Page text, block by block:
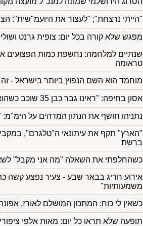
"הייתי נרצחת"; "לעצור את היועמ"שית":
מפגש שלא קורה בכל יום: צופית גרנט
שנתיים למלחמה: נחשפת כמות הפצועים
טראומה
מוחמד הוא השם הנפוץ ביותר בישראל - זה
אסון בחיפה: "ראינו גבר כבן 35 שוכב כשהוא מעורפל הכרה ולצידו הקורקינט שלו"
נתניהו חושף את הנתון המדהים על
"הארץ" תקף את עיתונאי ה"טלגרם",
ברשת
כשהחלפתי את השאלה "מה אני מקבל"
אירוע חריג בבאר שבע - צעיר נפצע קשה
משמעותיות"
כשאין לי כוח: המתכון המושלם לאורז,
תופעה שלא תראו כל יום: מאות אלפי